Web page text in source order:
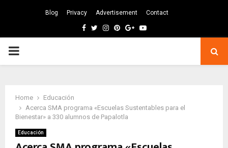
Blog Privacy Advertisement Contact
Facebook
TwitterInstagram
Pinterest
GoogleYoutube
PRIMARY
Home
Educación
Acerca SMA programa «Escuelas Sustentables para el
Bienestar» a 330 alumnos de Papalotla
Educación